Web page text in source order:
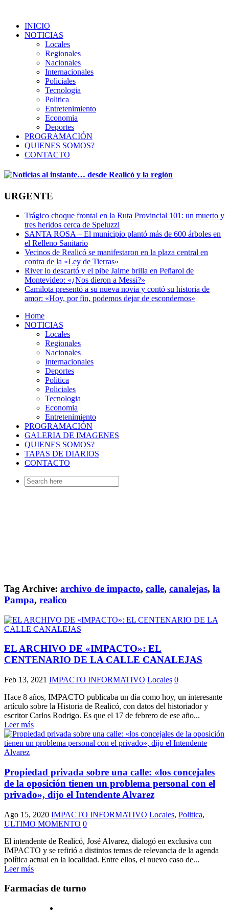
INICIO
NOTICIAS
Locales
Regionales
Nacionales
Internacionales
Policiales
Tecnologia
Politica
Entretenimiento
Economia
Deportes
PROGRAMACIÓN
QUIENES SOMOS?
CONTACTO
URGENTE
Trágico choque frontal en la Ruta Provincial 101: un muerto y
tres heridos cerca de Speluzzi
SANTA ROSA – El municipio plantó más de 600 árboles en
el Relleno Sanitario
Vecinos de Realicó se manifestaron en la plaza central en
contra de la «Ley de Tierras»
River lo descartó y el pibe Jaime brilla en Peñarol de
Montevideo: «¿Nos dieron a Messi?»
Camilota presentó a su nueva novia y contó su historia de
amor: «Hoy, por fin, podemos dejar de escondernos»
Home
NOTICIAS
Locales
Regionales
Nacionales
Internacionales
Deportes
Politica
Policiales
Tecnologia
Economia
Entretenimiento
PROGRAMACIÓN
GALERIA DE IMAGENES
QUIENES SOMOS?
TAPAS DE DIARIOS
CONTACTO
Search
for:
Tag Archive: archivo de impacto, calle, canalejas, la
Pampa, realico
EL ARCHIVO DE «IMPACTO»: EL
CENTENARIO DE LA CALLE CANALEJAS
Feb 13, 2021 IMPACTO INFORMATIVO Locales 0
Hace 8 años, IMPACTO publicaba un día como hoy, un interesante
artículo sobre la Historia de Realicó, con datos del historiador y
escritor Carlos Rodrigo. Es que el 17 de febrero de ese año...
Leer más
Propiedad privada sobre una calle: «los concejales
de la oposición tienen un problema personal con el
privado», dijo el Intendente Alvarez
Ago 15, 2020 IMPACTO INFORMATIVO Locales, Politica,
ULTIMO MOMENTO 0
El intendente de Realicó, José Alvarez, dialogó en exclusiva con
IMPACTO y se refirió a distintos temas de relevancia de la agenda
política actual en la localidad. Entre ellos, el nuevo caso de...
Leer más
Farmacias de turno